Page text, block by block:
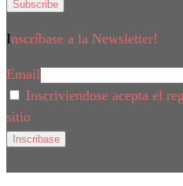
Inscríbase a la Newsletter!
Email
Inscriviendose acepta el
sitio